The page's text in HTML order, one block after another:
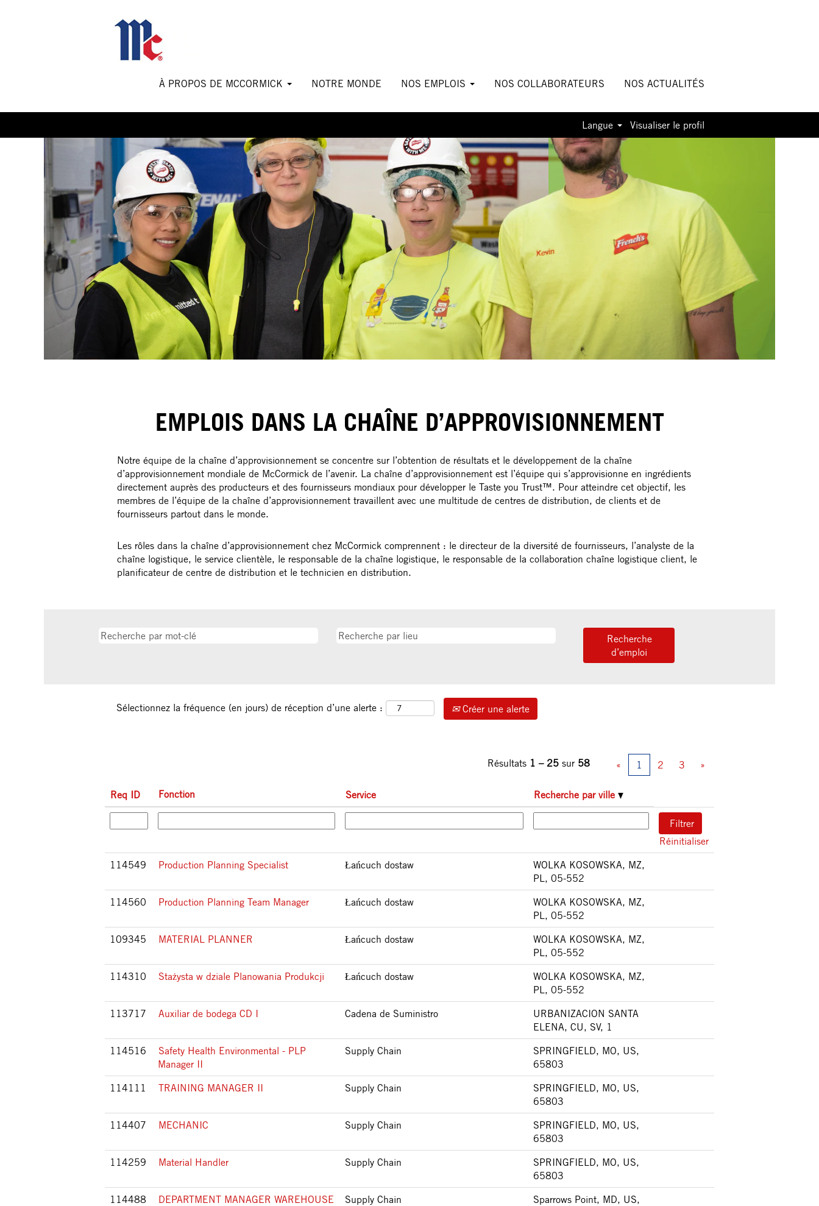
À PROPOS DE MCCORMICK NOTRE MONDE NOS EMPLOIS NOS COLLABORATEURS NOS ACTUALITÉS
Langue Visualiser le profil
EMPLOIS DANS LA CHAÎNE D’APPROVISIONNEMENT
Notre équipe de la chaîne d’approvisionnement se concentre sur l’obtention de résultats et le développement de la chaîne
d’approvisionnement mondiale de McCormick de l’avenir. La chaîne d’approvisionnement est l’équipe qui s’approvisionne en ingrédients
directement auprès des producteurs et des fournisseurs mondiaux pour développer le Taste you Trust™. Pour atteindre cet objectif, les
membres de l’équipe de la chaîne d’approvisionnement travaillent avec une multitude de centres de distribution, de clients et de
fournisseurs partout dans le monde.
Les rôles dans la chaîne d’approvisionnement chez McCormick comprennent : le directeur de la diversité de fournisseurs, l’analyste de la
chaîne logistique, le service clientèle, le responsable de la chaîne logistique, le responsable de la collaboration chaîne logistique client, le
planificateur de centre de distribution et le technicien en distribution.
Sélectionnez la fréquence (en jours) de réception d’une alerte : Créer une alerte
Résultats 1 – 25 sur 58 « 1 2 3 »
Req ID Fonction Service Recherche par ville
Réinitialiser
114549
Production Planning Specialist Łańcuch dostaw
WOLKA KOSOWSKA, MZ,
PL, 05-552
114560
Production Planning Team Manager Łańcuch dostaw
WOLKA KOSOWSKA, MZ,
PL, 05-552
109345
MATERIAL PLANNER Łańcuch dostaw
WOLKA KOSOWSKA, MZ,
PL, 05-552
114310
Stażysta w dziale Planowania Produkcji Łańcuch dostaw
WOLKA KOSOWSKA, MZ,
PL, 05-552
113717
Auxiliar de bodega CD I Cadena de Suministro
URBANIZACION SANTA
ELENA, CU, SV, 1
114516
Safety Health Environmental - PLP
Manager II
Supply Chain
SPRINGFIELD, MO, US,
65803
114111
TRAINING MANAGER II Supply Chain
SPRINGFIELD, MO, US,
65803
114407
MECHANIC Supply Chain
SPRINGFIELD, MO, US,
65803
114259
Material Handler Supply Chain
SPRINGFIELD, MO, US,
65803
114488
DEPARTMENT MANAGER WAREHOUSE Supply Chain
Sparrows Point, MD, US,